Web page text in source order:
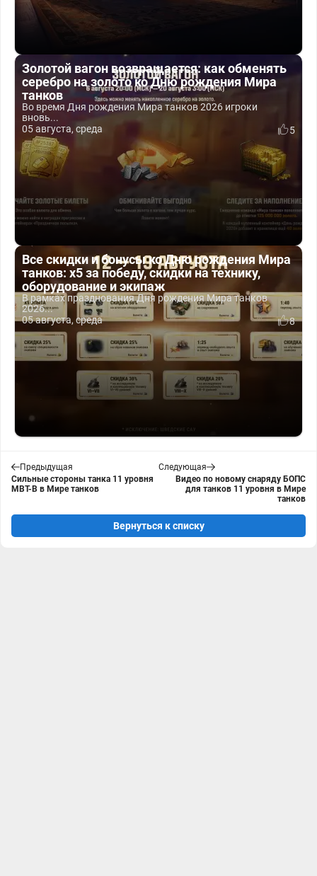
Золотой вагон возвращается: как обменять
серебро на золото ко Дню рождения Мира
танков
Во время Дня рождения Мира танков 2026 игроки
вновь...
05 августа, среда
5
Все скидки и бонусы ко Дню рождения Мира
танков: x5 за победу, скидки на технику,
оборудование и экипаж
В рамках празднования Дня рождения Мира танков
2026...
05 августа, среда
8
Предыдущая
Сильные стороны танка 11 уровня
MBT-B в Мире танков
Следующая
Видео по новому снаряду БОПС
для танков 11 уровня в Мире
танков
Вернуться к списку